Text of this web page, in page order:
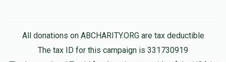
All donations on ABCHARITY.ORG are tax deductible
The tax ID for this campaign is 331730919